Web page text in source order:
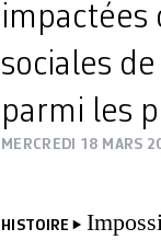
impactées
sociales
parmi les
MERCREDI 18 MARS
HISTOIRE